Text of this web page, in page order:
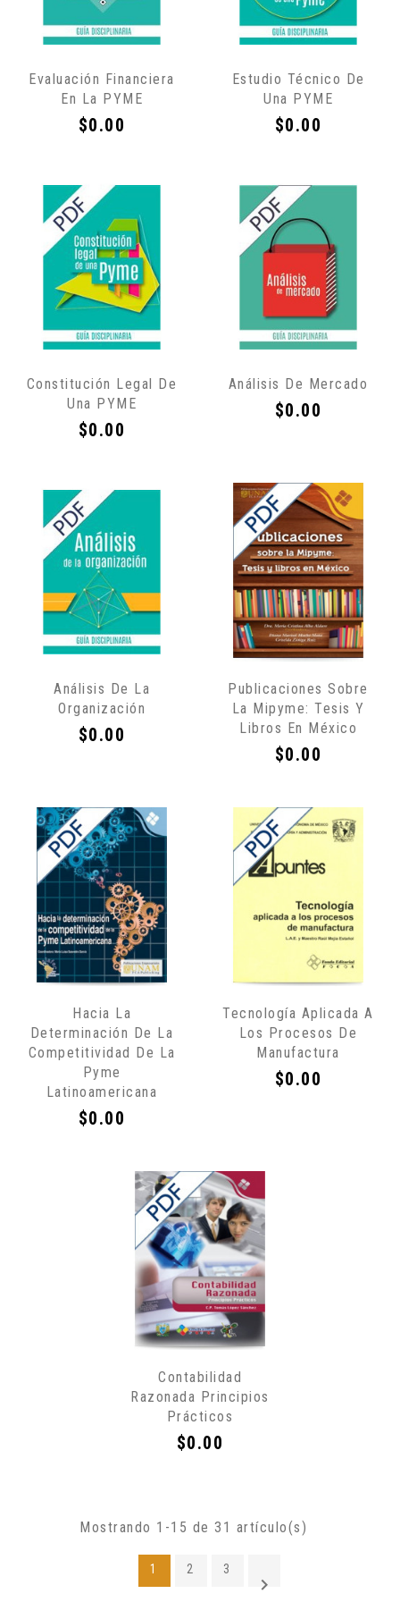
por
Internet
Evaluación Financiera
En La PYME
Precio
$0.00
por
Estudio Técnico De
Una PYME
Precio
$0.00
por
Constitución Legal De
Una PYME
Precio
$0.00
por
Análisis De Mercado
Precio
$0.00
Internet
Análisis De La
Organización
Precio
$0.00
por
Internet
Publicaciones Sobre
La Mipyme: Tesis Y
Libros En México
Precio
$0.00
Internet
Hacia La
Determinación De La
Competitividad De La
Pyme
Latinoamericana
Precio
$0.00
por
Internet
Tecnología Aplicada A
Los Procesos De
Manufactura
Precio
$0.00
Internet
Contabilidad
Razonada Principios
Prácticos
Precio
$0.00
Mostrando 1-15 de 31 artículo(s)
1 2 3
